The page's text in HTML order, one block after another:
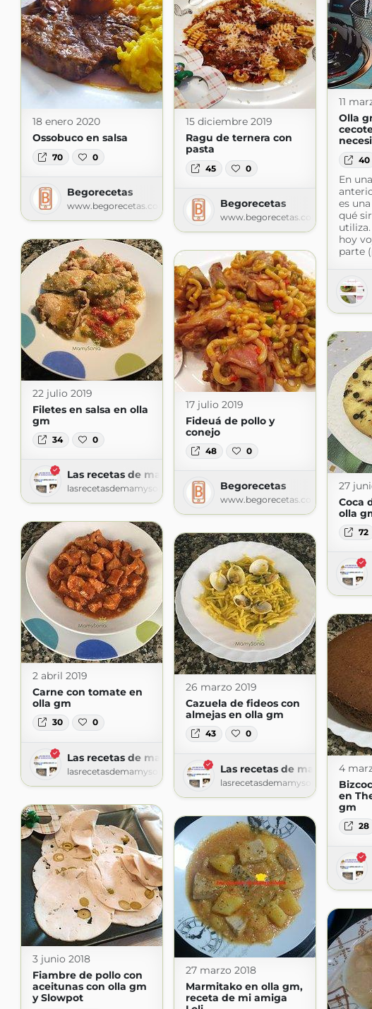
11
Olla
40
En
es
qué
hoy
parte
18 enero 2020
Ossobuco en salsa
70 0
Begorecetas
www.begorecetas.com
15 diciembre 2019
Ragu de ternera con
pasta
45 0
Begorecetas
www.begorecetas.com
22 julio 2019
Filetes en salsa en olla
gm
34 0
Las recetas de mamy sonia
lasrecetasdemamysonia.blogspot.com
17 julio 2019
Fideuá de pollo y
conejo
48 0
Begorecetas
www.begorecetas.com
27
Coca
olla
72
2 abril 2019
Carne con tomate en
olla gm
30 0
Las recetas de mamy sonia
lasrecetasdemamysonia.blogspot.com
26 marzo 2019
Cazuela de fideos con
almejas en olla gm
43 0
Las recetas de mamy sonia
4
en
gm
28
3 junio 2018
Fiambre de pollo con
aceitunas con olla gm
y Slowpot
27 marzo 2018
Marmitako en olla gm,
receta de mi amiga